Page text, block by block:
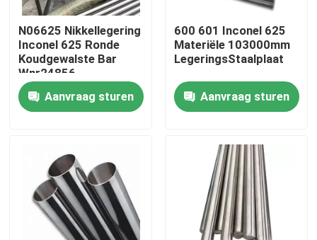
Kwaliteitscontrole
Contacteer ons
Inconel 600 Materiaal
Incoloy 800-materiaal
Inconel 718 Materiaal
N06625 Nikkellegering
Inconel 625 Ronde
Koudgewalste Bar
Wnr24856
Aanvraag sturen
600 601 Inconel 625
Materiële 103000mm
LegeringsStaalplaat
Aanvraag sturen